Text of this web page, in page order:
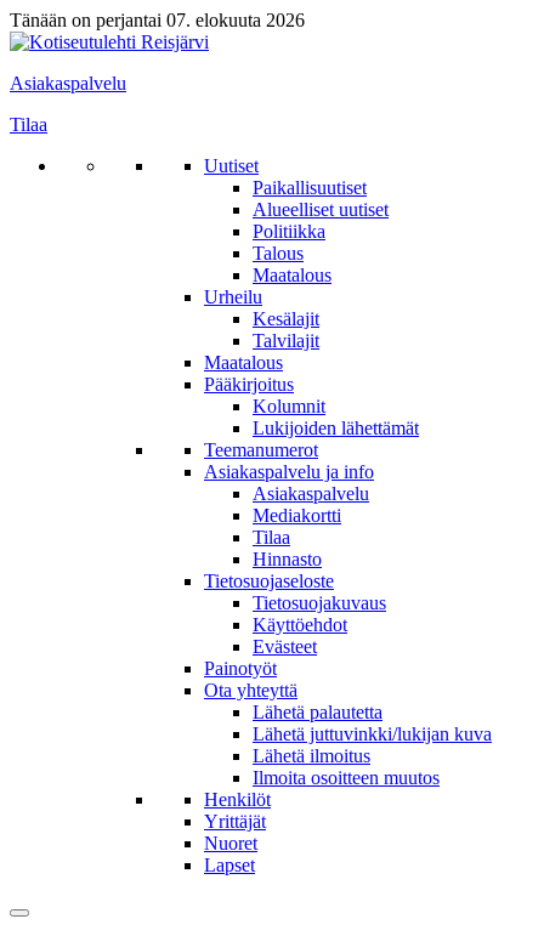
Tänään on perjantai 07. elokuuta 2026
Asiakaspalvelu
Tilaa
Uutiset
Paikallisuutiset
Alueelliset uutiset
Politiikka
Talous
Maatalous
Urheilu
Kesälajit
Talvilajit
Maatalous
Pääkirjoitus
Kolumnit
Lukijoiden lähettämät
Teemanumerot
Asiakaspalvelu ja info
Asiakaspalvelu
Mediakortti
Tilaa
Hinnasto
Tietosuojaseloste
Tietosuojakuvaus
Käyttöehdot
Evästeet
Painotyöt
Ota yhteyttä
Lähetä palautetta
Lähetä juttuvinkki/lukijan kuva
Lähetä ilmoitus
Ilmoita osoitteen muutos
Henkilöt
Yrittäjät
Nuoret
Lapset